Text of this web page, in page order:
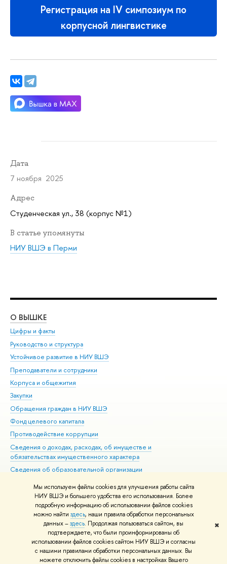
Мы используем файлы cookies для улучшения работы сайта
НИУ ВШЭ и большего удобства его использования. Более
подробную информацию об использовании файлов cookies
можно найти здесь, наши правила обработки персональных
данных –здесь. Продолжая пользоваться сайтом, вы
подтверждаете, что были проинформированы об
использовании файлов cookies сайтом НИУ ВШЭ и согласны
с нашими правилами обработки персональных данных. Вы
можете отключить файлы cookies в настройках Вашего
✖
Регистрация на IV симпозиум по
корпусной лингвистике
Дата
7 ноября 2025
Адрес
Студенческая ул., 38 (корпус №1)
В статье упомянуты
НИУ ВШЭ в Перми
О ВЫШКЕ
Цифры и факты
Руководство и структура
Устойчивое развитие в НИУ ВШЭ
Преподаватели и сотрудники
Корпуса и общежития
Закупки
Обращения граждан в НИУ ВШЭ
Фонд целевого капитала
Противодействие коррупции
Сведения о доходах, расходах, об имуществе и
обязательствах имущественного характера
Сведения об образовательной организации
Людям с ограниченными возможностями здоровья
Единая платежная страница
Работа в Вышке
© НИУ ВШЭ 1993–2026 Адреса и контакты Условия использования
материалов Политика конфиденциальности Карта сайта
Шрифты HSE Sans и HSE Slab разработаны вШколе дизайна НИУ ВШЭ